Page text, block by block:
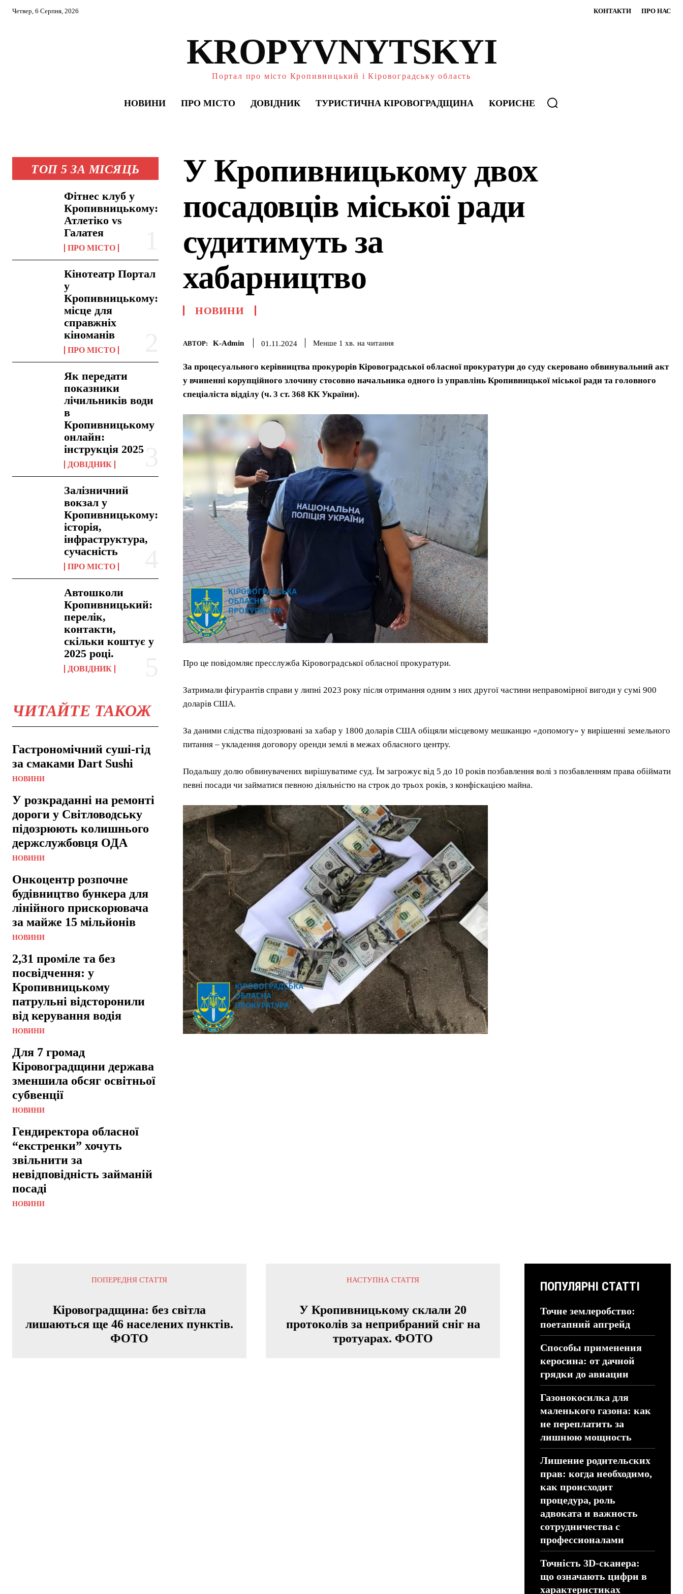
Четвер, 6 Серпня, 2026 КОНТАКТИ ПРО НАС
KROPYVNYTSKYI
Портал про місто Кропивницький і Кіровоградську область
НОВИНИ ПРО МІСТО ДОВІДНИК ТУРИСТИЧНА КІРОВОГРАДЩИНА КОРИСНЕ
ТОП 5 ЗА МІСЯЦЬ
Фітнес клуб у
Кропивницькому:
Атлетіко vs
Галатея
ПРО МІСТО
Кінотеатр Портал
у
Кропивницькому:
місце для
справжніх
кіноманів
ПРО МІСТО
Як передати
показники
лічильників води
в
Кропивницькому
онлайн:
інструкція 2025
ДОВІДНИК
Залізничний
вокзал у
Кропивницькому:
історія,
інфраструктура,
сучасність
ПРО МІСТО
Автошколи
Кропивницький:
перелік,
контакти,
скільки коштує у
2025 році.
ДОВІДНИК
ЧИТАЙТЕ ТАКОЖ
Гастрономічний суші-гід
за смаками Dart Sushi
НОВИНИ
У розкраданні на ремонті
дороги у Світловодську
підозрюють колишнього
держслужбовця ОДА
НОВИНИ
Онкоцентр розпочне
будівництво бункера для
лінійного прискорювача
за майже 15 мільйонів
НОВИНИ
2,31 проміле та без
посвідчення: у
Кропивницькому
патрульні відсторонили
від керування водія
НОВИНИ
Для 7 громад
Кіровоградщини держава
зменшила обсяг освітньої
субвенції
НОВИНИ
Гендиректора обласної
“екстренки” хочуть
звільнити за
невідповідність займаній
посаді
НОВИНИ
У Кропивницькому двох
посадовців міської ради
судитимуть за
хабарництво
НОВИНИ
АВТОР: K-Admin 01.11.2024 Менше 1 хв. на читання
За процесуального керівництва прокурорів Кіровоградської обласної прокуратури до суду скеровано обвинувальний акт
у вчиненні корупційного злочину стосовно начальника одного із управлінь Кропивницької міської ради та головного
спеціаліста відділу (ч. 3 ст. 368 КК України).
Про це повідомляє пресслужба Кіровоградської обласної прокуратури.
Затримали фігурантів справи у липні 2023 року після отримання одним з них другої частини неправомірної вигоди у сумі 900
доларів США.
За даними слідства підозрювані за хабар у 1800 доларів США обіцяли місцевому мешканцю «допомогу» у вирішенні земельного
питання – укладення договору оренди землі в межах обласного центру.
Подальшу долю обвинувачених вирішуватиме суд. Їм загрожує від 5 до 10 років позбавлення волі з позбавленням права обіймати
певні посади чи займатися певною діяльністю на строк до трьох років, з конфіскацією майна.
ПОПЕРЕДНЯ СТАТТЯ
Кіровоградщина: без світла
лишаються ще 46 населених пунктів.
ФОТО
НАСТУПНА СТАТТЯ
У Кропивницькому склали 20
протоколів за неприбраний сніг на
тротуарах. ФОТО
ПОПУЛЯРНІ СТАТТІ
Точне землеробство:
поетапний апгрейд
Способы применения
керосина: от дачной
грядки до авиации
Газонокосилка для
маленького газона: как
не переплатить за
лишнюю мощность
Лишение родительских
прав: когда необходимо,
как происходит
процедура, роль
адвоката и важность
сотрудничества с
профессионалами
Точність 3D-сканера:
що означають цифри в
характеристиках